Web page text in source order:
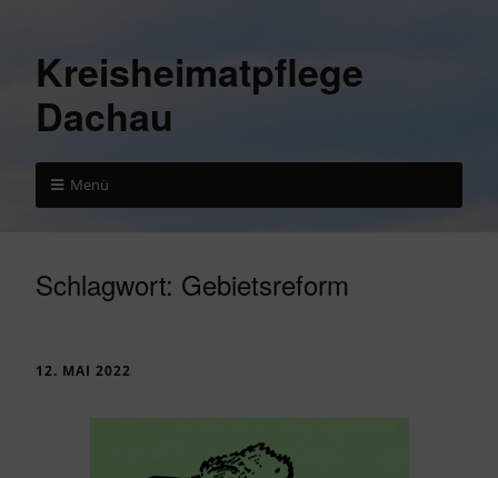
Kreisheimatpflege
Dachau
Menü
Schlagwort: Gebietsreform
12. MAI 2022